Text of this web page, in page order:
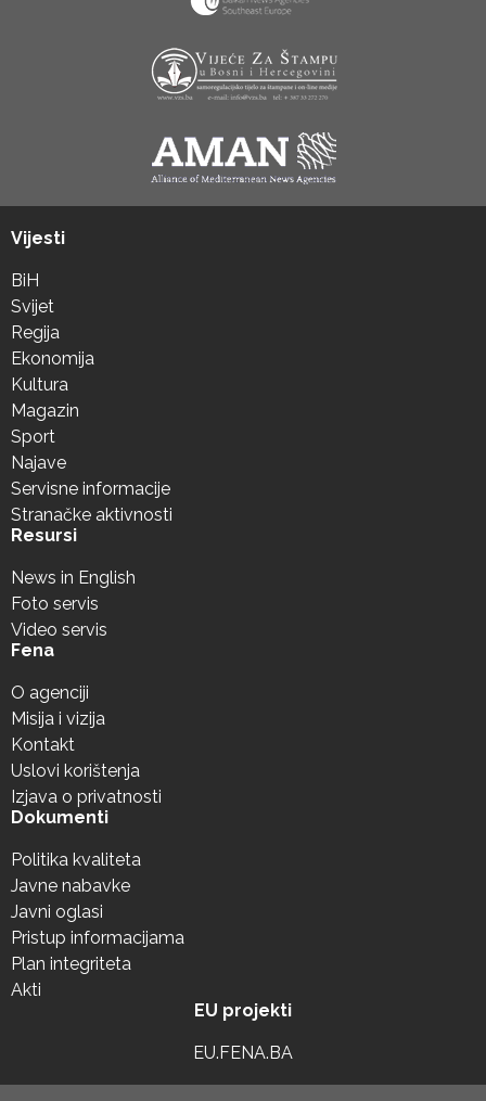
Vijesti
BiH
Svijet
Regija
Ekonomija
Kultura
Magazin
Sport
Najave
Servisne informacije
Stranačke aktivnosti
Resursi
News in English
Foto servis
Video servis
Fena
O agenciji
Misija i vizija
Kontakt
Uslovi korištenja
Izjava o privatnosti
Dokumenti
Politika kvaliteta
Javne nabavke
Javni oglasi
Pristup informacijama
Plan integriteta
Akti
EU projekti
EU.FENA.BA